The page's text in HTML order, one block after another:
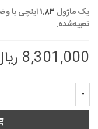
یک ماژول ۱.۸۳
تعبیه‌شده.
8,301,000 ریال
-